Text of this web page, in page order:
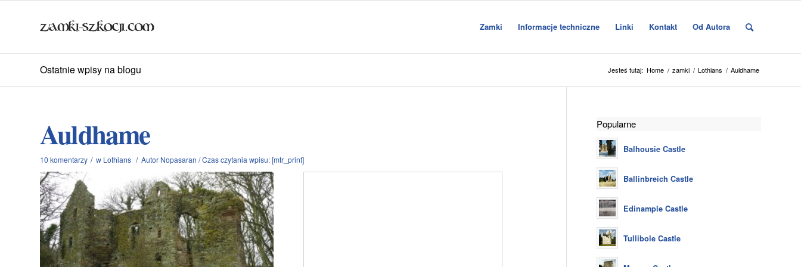
Zamki Informacje techniczne Linki Kontakt Od Autora
Ostatnie wpisy na blogu Jesteś tutaj: Home / zamki / Lothians / Auldhame
Auldhame
10 komentarzy / w Lothians / Autor Nopasaran /Czas czytania wpisu: [mtr_print]
Popularne
Balhousie Castle
Ballinbreich Castle
Edinample Castle
Tullibole Castle